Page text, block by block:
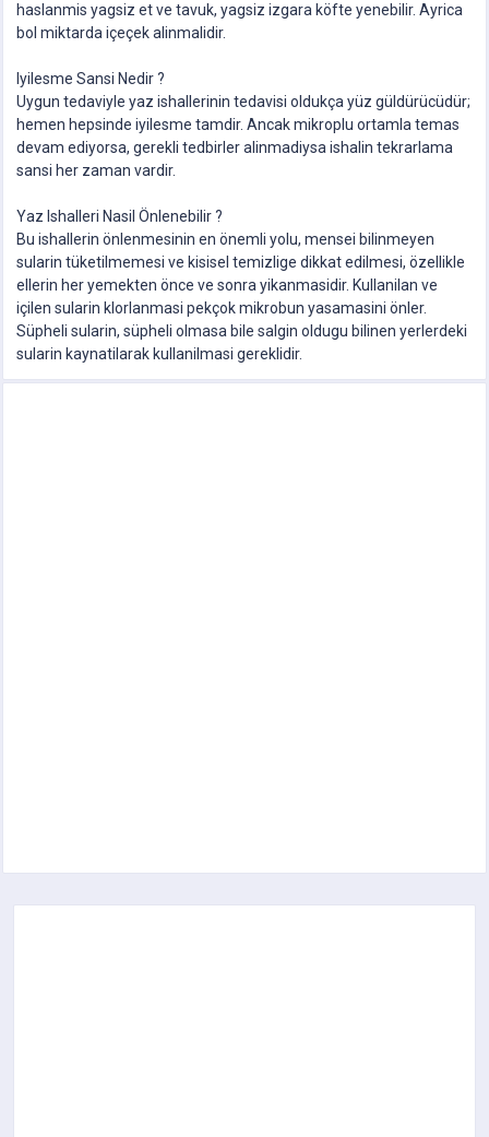
haslanmis yagsiz et ve tavuk, yagsiz izgara köfte yenebilir. Ayrica
bol miktarda içeçek alinmalidir.
Iyilesme Sansi Nedir ?
Uygun tedaviyle yaz ishallerinin tedavisi oldukça yüz güldürücüdür;
hemen hepsinde iyilesme tamdir. Ancak mikroplu ortamla temas
devam ediyorsa, gerekli tedbirler alinmadiysa ishalin tekrarlama
sansi her zaman vardir.
Yaz Ishalleri Nasil Önlenebilir ?
Bu ishallerin önlenmesinin en önemli yolu, mensei bilinmeyen
sularin tüketilmemesi ve kisisel temizlige dikkat edilmesi, özellikle
ellerin her yemekten önce ve sonra yikanmasidir. Kullanilan ve
içilen sularin klorlanmasi pekçok mikrobun yasamasini önler.
Süpheli sularin, süpheli olmasa bile salgin oldugu bilinen yerlerdeki
sularin kaynatilarak kullanilmasi gereklidir.